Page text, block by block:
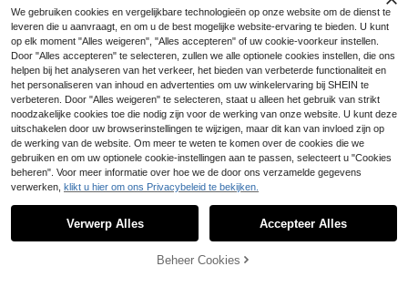
s-size heren T-shirt met ronde hals
en korte mouwen en donut-print
14.84€
Plus size heren T-shirt met korte m
ouwen, streetwear, beerprint en Eng
else slogan, comfortabel en ademe
nd, geschikt voor de zomer, trendy
39 over
14.70€ -1% 14.99€
TOEVOEGEN AAN WINKELWAGEN
We gebruiken cookies en vergelijkbare technologieën op onze website om de dienst te
leveren die u aanvraagt, en om u de best mogelijke website-ervaring te bieden. U kunt
op elk moment "Alles weigeren", "Alles accepteren" of uw cookie-voorkeur instellen.
Door "Alles accepteren" te selecteren, zullen we alle optionele cookies instellen, die ons
helpen bij het analyseren van het verkeer, het bieden van verbeterde functionaliteit en
het personaliseren van inhoud en advertenties om uw winkelervaring bij SHEIN te
verbeteren. Door "Alles weigeren" te selecteren, staat u alleen het gebruik van strikt
noodzakelijke cookies toe die nodig zijn voor de werking van onze website. U kunt deze
uitschakelen door uw browserinstellingen te wijzigen, maar dit kan van invloed zijn op
de werking van de website. Om meer te weten te komen over de cookies die we
gebruiken en om uw optionele cookie-instellingen aan te passen, selecteert u "Cookies
beheren". Voor meer informatie over hoe we de door ons verzamelde gegevens
verwerken, klikt u hier om ons Privacybeleid te bekijken.
Verwerp Alles Accepteer Alles
Beheer Cookies